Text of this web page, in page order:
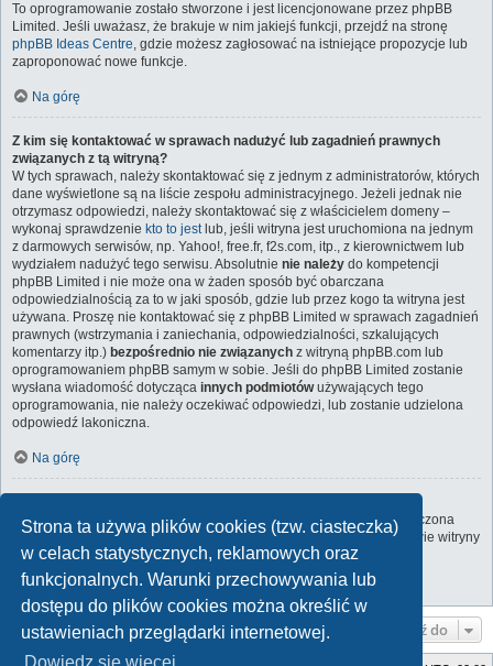
Strona ta używa plików cookies (tzw. ciasteczka)
w celach statystycznych, reklamowych oraz
funkcjonalnych. Warunki przechowywania lub
dostępu do plików cookies można określić w
ustawieniach przeglądarki internetowej.
To oprogramowanie zostało stworzone i jest licencjonowane przez phpBB
Limited. Jeśli uważasz, że brakuje w nim jakiejś funkcji, przejdź na stronę
phpBB Ideas Centre, gdzie możesz zagłosować na istniejące propozycje lub
zaproponować nowe funkcje.
Na górę
Z kim się kontaktować w sprawach nadużyć lub zagadnień prawnych
związanych z tą witryną?
W tych sprawach, należy skontaktować się z jednym z administratorów, których
dane wyświetlone są na liście zespołu administracyjnego. Jeżeli jednak nie
otrzymasz odpowiedzi, należy skontaktować się z właścicielem domeny –
wykonaj sprawdzenie kto to jestlub, jeśli witryna jest uruchomiona na jednym
z darmowych serwisów, np. Yahoo!, free.fr, f2s.com, itp., z kierownictwem lub
wydziałem nadużyć tego serwisu. Absolutnie nie należy do kompetencji
phpBB Limited i nie może ona w żaden sposób być obarczana
odpowiedzialnością za to w jaki sposób, gdzie lub przez kogo ta witryna jest
używana. Proszę nie kontaktować się z phpBB Limited w sprawach zagadnień
prawnych (wstrzymania i zaniechania, odpowiedzialności, szkalujących
komentarzy itp.) bezpośrednio nie związanych z witryną phpBB.com lub
oprogramowaniem phpBB samym w sobie. Jeśli do phpBB Limited zostanie
wysłana wiadomość dotycząca innych podmiotówużywających tego
oprogramowania, nie należy oczekiwać odpowiedzi, lub zostanie udzielona
odpowiedź lakoniczna.
Na górę
Wszyscy użytkownicy witryny mogą używać – jeśli funkcja ta jest włączona
przez administratora witryny – formularza „Kontakt z nami”. Członkowie witryny
mogą także używać odnośnika „Zespół administracyjny”.
Na górę
Przejdź do